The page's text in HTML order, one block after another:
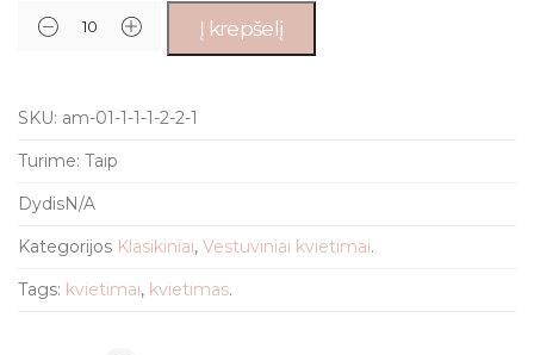
Į krepšelį
SKU: am-01-1-1-1-2-2-1
Turime: Taip
DydisN/A
Kategorijos Klasikiniai, Vestuviniai kvietimai.
Tags: kvietimai, kvietimas.